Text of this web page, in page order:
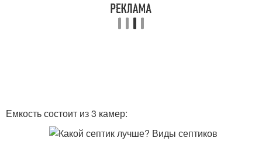
Емкость состоит из 3 камер: